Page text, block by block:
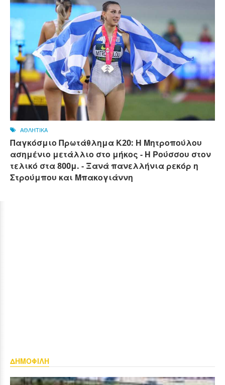
ΑΘΛΗΤΙΚΑ
Παγκόσμιο Πρωτάθλημα Κ20: Η Μητροπούλου
ασημένιο μετάλλιο στο μήκος - Η Ρούσσου στον
τελικό στα 800μ. - Ξανά πανελλήνια ρεκόρ η
Στρούμπου και Μπακογιάννη
ΔΗΜΟΦΙΛΗ